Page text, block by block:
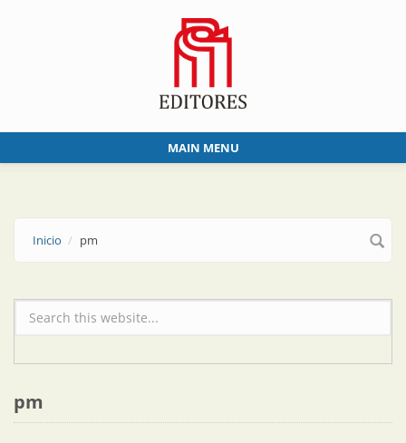
MAIN MENU
Inicio pm
Formulario de búsqueda
pm